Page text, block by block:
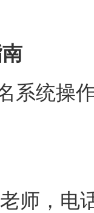
系统操
师，电